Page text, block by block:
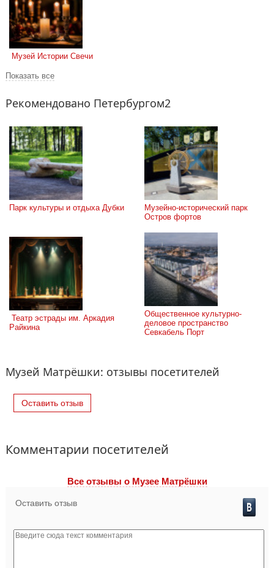
Музей Истории Свечи
Показать все
Рекомендовано Петербургом2
Парк культуры и отдыха Дубки
Музейно-исторический парк
Остров фортов
Райкина
Общественное культурно-
деловое пространство
Севкабель Порт
Музей Матрёшки: отзывы посетителей
Оставить отзыв
Комментарии посетителей
Все отзывы o Музее Матрёшки
Оставить отзыв